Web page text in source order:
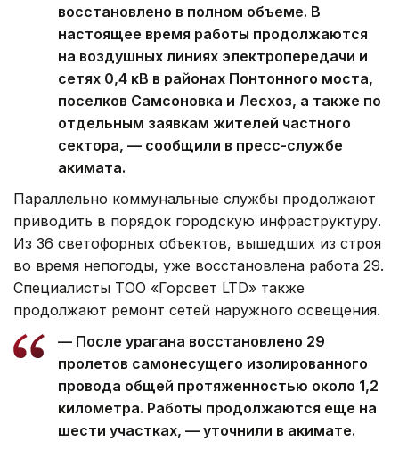
восстановлено в полном объеме. В
настоящее время работы продолжаются
на воздушных линиях электропередачи и
сетях 0,4 кВ в районах Понтонного моста,
поселков Самсоновка и Лесхоз, а также по
отдельным заявкам жителей частного
сектора, — сообщили в пресс-службе
акимата.
Параллельно коммунальные службы продолжают
приводить в порядок городскую инфраструктуру.
Из 36 светофорных объектов, вышедших из строя
во время непогоды, уже восстановлена работа 29.
Специалисты ТОО «Горсвет LTD» также
продолжают ремонт сетей наружного освещения.
— После урагана восстановлено 29
пролетов самонесущего изолированного
провода общей протяженностью около 1,2
километра. Работы продолжаются еще на
шести участках, — уточнили в акимате.